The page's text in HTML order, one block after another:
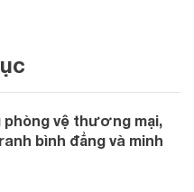
phòng vệ thương mại,
bình đẳng và minh